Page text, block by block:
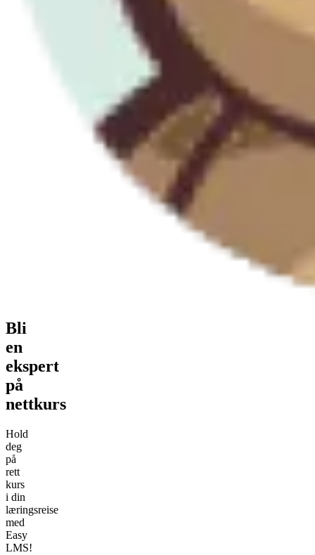
Bli
en
ekspert
på
nettkurs
Hold
deg
på
rett
kurs
i din
læringsreise
med
Easy
LMS!